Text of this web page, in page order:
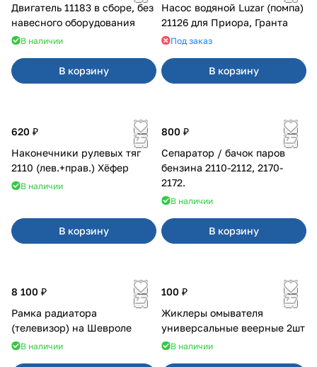
Двигатель 11183 в сборе, без
навесного оборудования
В наличии
В корзину
Насос водяной Luzar (помпа)
21126 для Приора, Гранта
Под заказ
В корзину
620 ₽
Наконечники рулевых тяг
2110 (лев.+прав.) Хёфер
В наличии
В корзину
800 ₽
Сепаратор / бачок паров
бензина 2110-2112, 2170-
2172.
В наличии
В корзину
8 100 ₽
Рамка радиатора
(телевизор) на Шевроле
В наличии
100 ₽
Жиклеры омывателя
универсальные веерные 2шт
В наличии